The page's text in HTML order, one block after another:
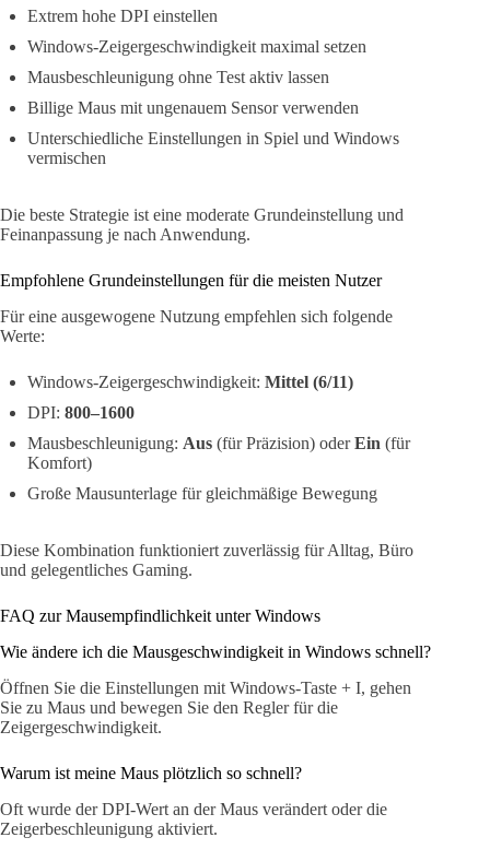
Extrem hohe DPI einstellen
Windows-Zeigergeschwindigkeit maximal setzen
Mausbeschleunigung ohne Test aktiv lassen
Billige Maus mit ungenauem Sensor verwenden
Unterschiedliche Einstellungen in Spiel und Windows
vermischen
Die beste Strategie ist eine moderate Grundeinstellung und
Feinanpassung je nach Anwendung.
Empfohlene Grundeinstellungen für die meisten Nutzer
Für eine ausgewogene Nutzung empfehlen sich folgende
Werte:
Windows-Zeigergeschwindigkeit: Mittel (6/11)
DPI: 800–1600
Mausbeschleunigung: Aus (für Präzision) oderEin (für
Komfort)
Große Mausunterlage für gleichmäßige Bewegung
Diese Kombination funktioniert zuverlässig für Alltag, Büro
und gelegentliches Gaming.
FAQ zur Mausempfindlichkeit unter Windows
Wie ändere ich die Mausgeschwindigkeit in Windows schnell?
Öffnen Sie die Einstellungen mit Windows-Taste + I, gehen
Sie zu Maus und bewegen Sie den Regler für die
Zeigergeschwindigkeit.
Warum ist meine Maus plötzlich so schnell?
Oft wurde der DPI-Wert an der Maus verändert oder die
Zeigerbeschleunigung aktiviert.